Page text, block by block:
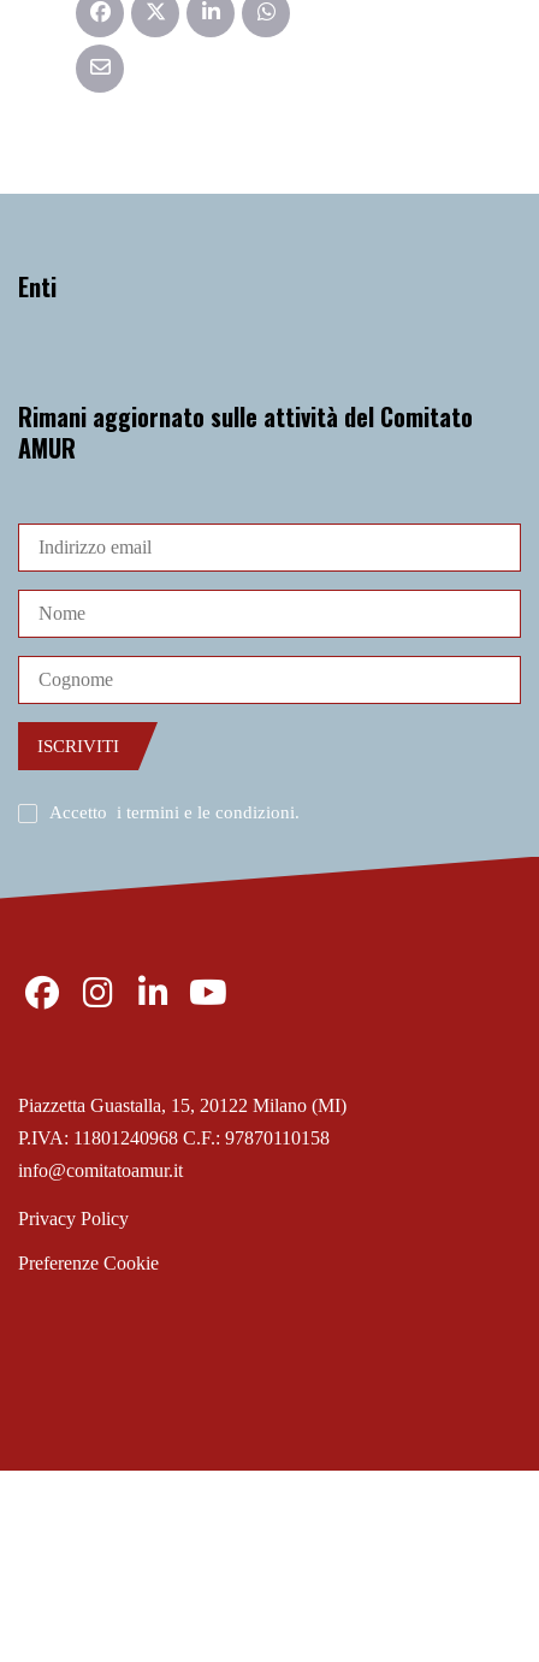
Enti
Rimani aggiornato sulle attività del Comitato
AMUR
ISCRIVITI
Accetto i termini e le condizioni.
P.IVA: 11801240968 C.F.: 97870110158
Piazzetta Guastalla, 15, 20122 Milano (MI)
info@comitatoamur.it
Privacy Policy
Preferenze Cookie